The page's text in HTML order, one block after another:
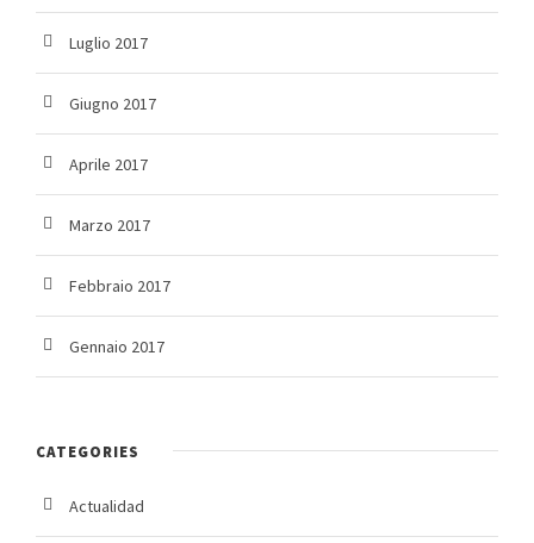
Luglio 2017
Giugno 2017
Aprile 2017
Marzo 2017
Febbraio 2017
Gennaio 2017
CATEGORIES
Actualidad